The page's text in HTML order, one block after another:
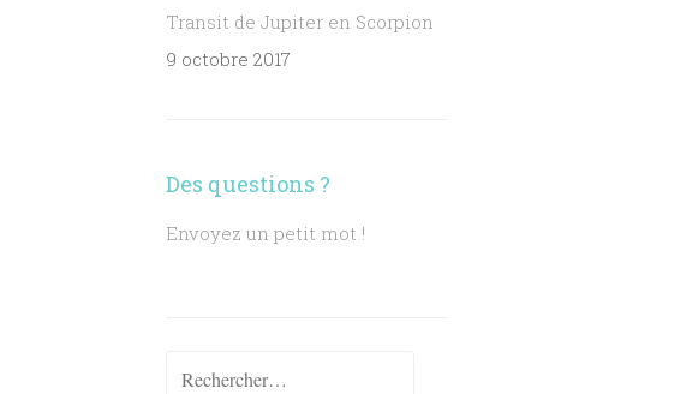
Transit de Jupiter en Scorpion
9 octobre 2017
Des questions ?
Envoyez un petit mot !
Rechercher :